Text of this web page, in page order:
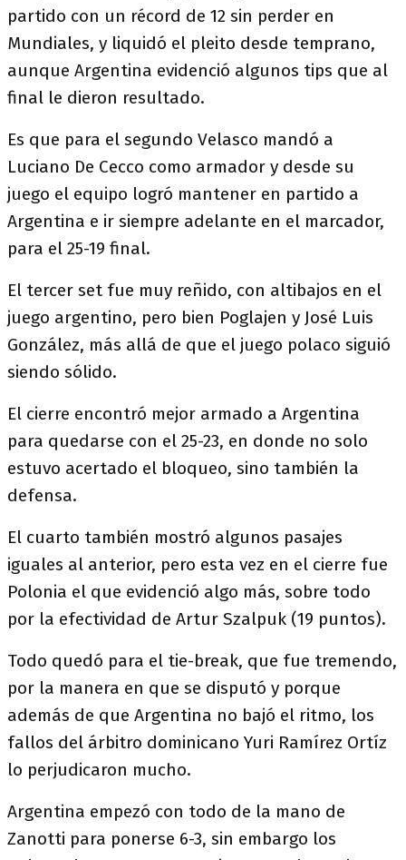
partido con un récord de 12 sin perder en
Mundiales, y liquidó el pleito desde temprano,
aunque Argentina evidenció algunos tips que al
final le dieron resultado.
Es que para el segundo Velasco mandó a
Luciano De Cecco como armador y desde su
juego el equipo logró mantener en partido a
Argentina e ir siempre adelante en el marcador,
para el 25-19 final.
El tercer set fue muy reñido, con altibajos en el
juego argentino, pero bien Poglajen y José Luis
González, más allá de que el juego polaco siguió
siendo sólido.
El cierre encontró mejor armado a Argentina
para quedarse con el 25-23, en donde no solo
estuvo acertado el bloqueo, sino también la
defensa.
El cuarto también mostró algunos pasajes
iguales al anterior, pero esta vez en el cierre fue
Polonia el que evidenció algo más, sobre todo
por la efectividad de Artur Szalpuk (19 puntos).
Todo quedó para el tie-break, que fue tremendo,
por la manera en que se disputó y porque
además de que Argentina no bajó el ritmo, los
fallos del árbitro dominicano Yuri Ramírez Ortíz
lo perjudicaron mucho.
Argentina empezó con todo de la mano de
Zanotti para ponerse 6-3, sin embargo los